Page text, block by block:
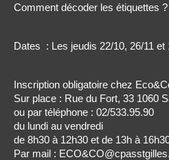
Comment décoder les étiquettes ?
Dates : Les jeudis 22/10, 26/11 et
Inscription obligatoire chez
Sur place : Rue du Fort, 33 1060
ou par téléphone : 02/533.95.90
du lundi au vendredi
de 8h30 à 12h30 et de 13h à
Par mail :